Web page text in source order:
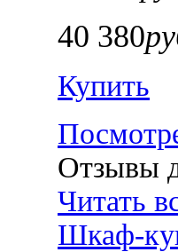
40 380
Купить
Отзывы
Читать
Шкаф-